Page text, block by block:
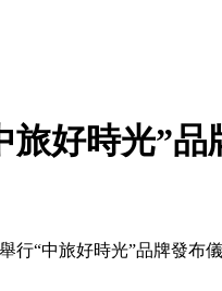
旅好時光”
行“中旅好時光”品牌發布